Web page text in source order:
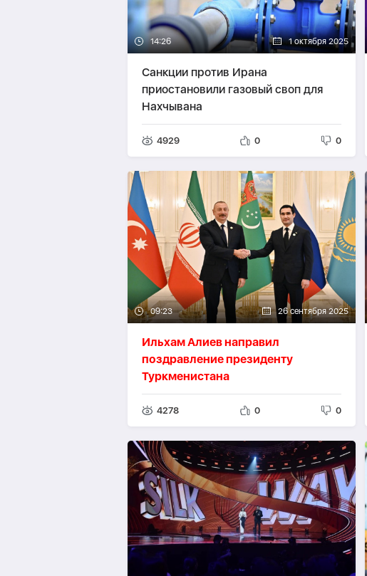
14:26 1 октября 2025
Санкции против Ирана
приостановили газовый своп для
Нахчывана
4929 0 0
09:23 26 сентября 2025
Ильхам Алиев направил
поздравление президенту
Туркменистана
4278 0 0